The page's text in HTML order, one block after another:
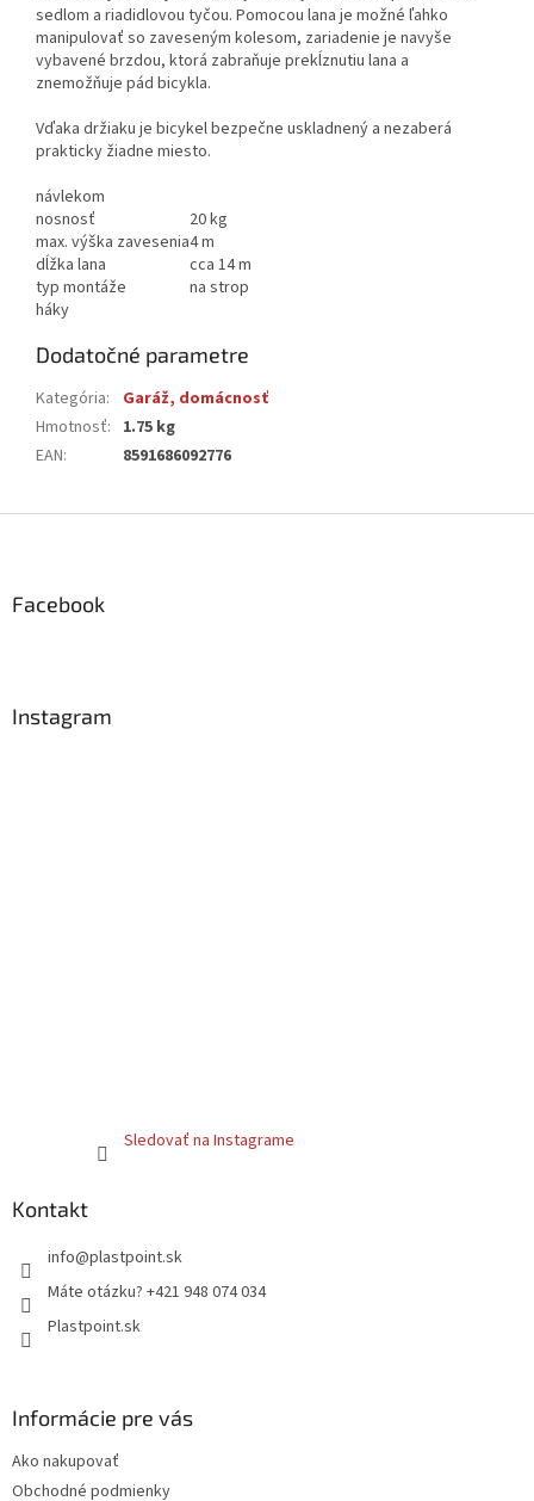
sedlom a riadidlovou tyčou. Pomocou lana je možné ľahko
manipulovať so zaveseným kolesom, zariadenie je navyše
vybavené brzdou, ktorá zabraňuje prekĺznutiu lana a
znemožňuje pád bicykla.
Vďaka držiaku je bicykel bezpečne uskladnený a nezaberá
prakticky žiadne miesto.
návlekom
nosnosť
20 kg
max. výška zavesenia4 m
dĺžka lana
cca 14 m
typ montáže
na strop
háky
Dodatočné parametre
Kategória:
Garáž, domácnosť
Hmotnosť: 1.75 kg
EAN: 8591686092776
Facebook
Instagram
Sledovať na Instagrame
Kontakt
info@plastpoint.sk
Máte otázku? +421 948 074 034
Plastpoint.sk
Informácie pre vás
Ako nakupovať
Obchodné podmienky